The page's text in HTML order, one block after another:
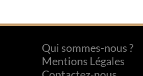
Qui sommes-nous ?
Mentions Légales